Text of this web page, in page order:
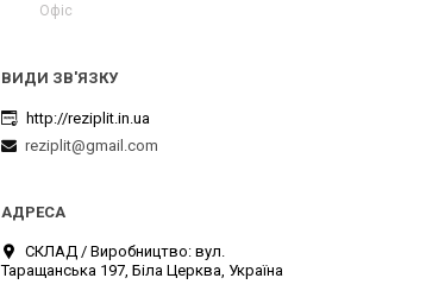
Офіс
http://reziplit.in.ua
reziplit@gmail.com
СКЛАД / Виробництво: вул.
Таращанська 197, Біла Церква, Україна